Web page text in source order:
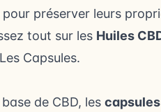
préserver leurs
tout sur les Huiles
Capsules.
de CBD, les